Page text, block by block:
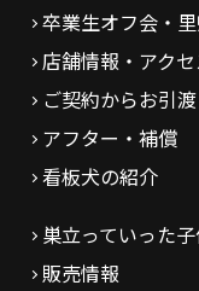
卒業生オフ会・
店舗情報・アク
ご契約からお引
アフター・補償
看板犬の紹介
巣立っていった
販売情報